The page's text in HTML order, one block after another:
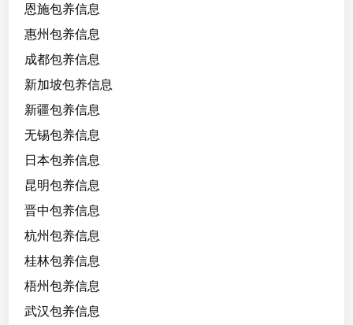
恩施包养信息
惠州包养信息
成都包养信息
新加坡包养信息
新疆包养信息
无锡包养信息
日本包养信息
昆明包养信息
晋中包养信息
杭州包养信息
桂林包养信息
梧州包养信息
武汉包养信息